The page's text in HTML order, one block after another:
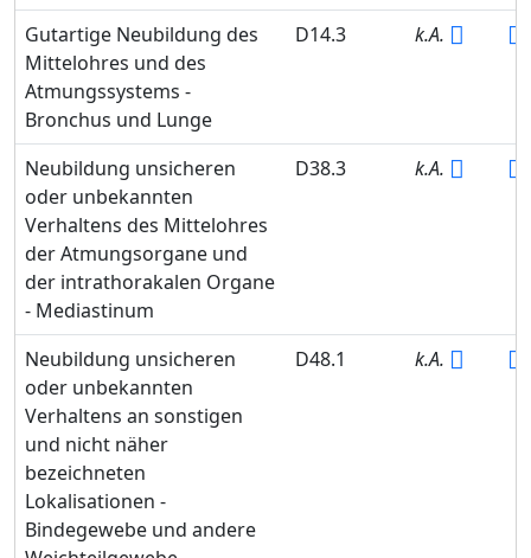
Gutartige Neubildung des
Mittelohres und des
Atmungssystems -
Bronchus und Lunge
D14.3 k.A.
Neubildung unsicheren
oder unbekannten
Verhaltens des Mittelohres
der Atmungsorgane und
der intrathorakalen Organe
- Mediastinum
D38.3 k.A.
Neubildung unsicheren
oder unbekannten
Verhaltens an sonstigen
und nicht näher
bezeichneten
Lokalisationen -
Bindegewebe und andere
D48.1 k.A.